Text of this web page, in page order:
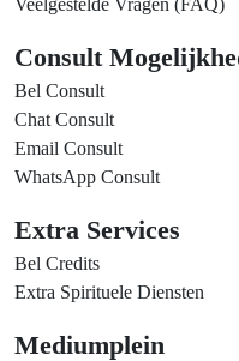
Veelgestelde Vragen (FAQ)
Consult
Bel Consult
Chat Consult
Email Consult
WhatsApp Consult
Extra Services
Bel Credits
Extra Spirituele Diensten
Mediumplein